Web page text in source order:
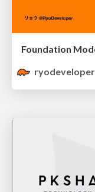
Foundation
ryodeveloper